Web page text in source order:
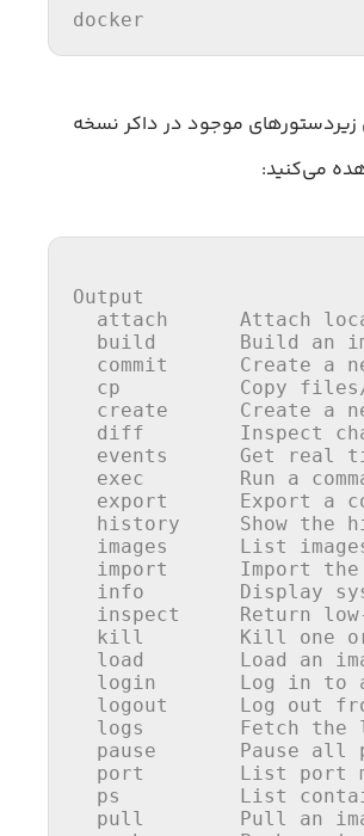
docker
زیردستورهای موجود در داکر نسخه
Output
  attach      Attach
  build       Build
an
commit      Create a
  cp
Copy files/
create      Create a
  diff
Inspect
events      Get real
  exec
Run a
export      Export a
history     Show the
  images
List
import      Import
  info
Display
inspect
Return
  kill        Kill
one
  load        Load
an
  login
Log in to
  logout
Log out
logs        Fetch the
pause
Pause all
  port
List
port
  ps
List
  pull        Pull
an